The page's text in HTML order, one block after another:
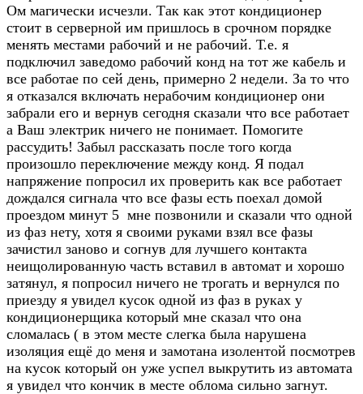
Ом магически исчезли. Так как этот кондиционер
стоит в серверной им пришлось в срочном порядке
менять местами рабочий и не рабочий. Т.е. я
подключил заведомо рабочий конд на тот же кабель и
все работае по сей день, примерно 2 недели. За то что
я отказался включать нерабочим кондиционер они
забрали его и вернув сегодня сказали что все работает
а Ваш электрик ничего не понимает. Помогите
рассудить! Забыл рассказать после того когда
произошло переключение между конд. Я подал
напряжение попросил их проверить как все работает
дождался сигнала что все фазы есть поехал домой
проездом минут 5 мне позвонили и сказали что одной
из фаз нету, хотя я своими руками взял все фазы
зачистил заново и согнув для лучшего контакта
неищолированную часть вставил в автомат и хорошо
затянул, я попросил ничего не трогать и вернулся по
приезду я увидел кусок одной из фаз в руках у
кондиционерщика который мне сказал что она
сломалась ( в этом месте слегка была нарушена
изоляция ещё до меня и замотана изолентой посмотрев
на кусок который он уже успел выкрутить из автомата
я увидел что кончик в месте облома сильно загнут.